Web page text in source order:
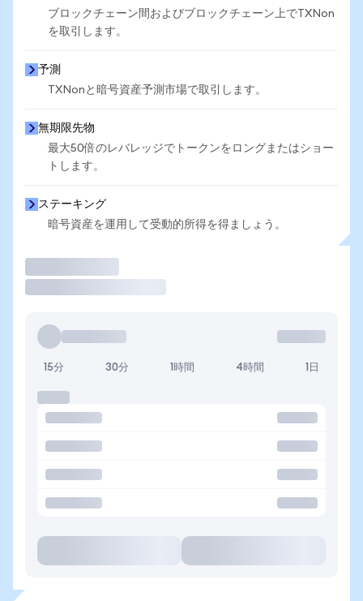
ブロックチェーン間およびブロックチェーン上でTXNon
を取引します。
予測
TXNonと暗号資産予測市場で取引します。
無期限先物
最大50倍のレバレッジでトークンをロングまたはショー
トします。
ステーキング
暗号資産を運用して受動的所得を得ましょう。
15分 30分 1時間 4時間 1日